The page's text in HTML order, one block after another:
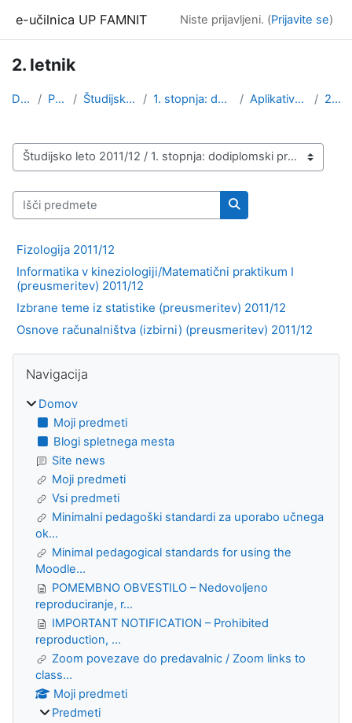
e-učilnica UP FAMNIT Niste prijavljeni. (Prijavite se)
2. letnik
Domov Predmeti Študijsko leto 2011/12 1. stopnja: dodiplomski program Aplikativna kineziologija 2. letnik
Kategorije predmetov
Išči predmete
Išči predmete
Fizologija 2011/12
Informatika v kineziologiji/Matematični praktikum I
(preusmeritev) 2011/12
Izbrane teme iz statistike (preusmeritev) 2011/12
Osnove računalništva (izbirni) (preusmeritev) 2011/12
Bloki
Navigacija
Domov
Moji predmeti
Blogi spletnega mesta
Site news
Moji predmeti
Vsi predmeti
Minimalni pedagoški standardi za uporabo učnega
ok...
Minimal pedagogical standards for using the
Moodle...
POMEMBNO OBVESTILO – Nedovoljeno
reproduciranje, r...
IMPORTANT NOTIFICATION – Prohibited
reproduction, ...
Zoom povezave do predavalnic / Zoom links to
class...
Moji predmeti
Predmeti